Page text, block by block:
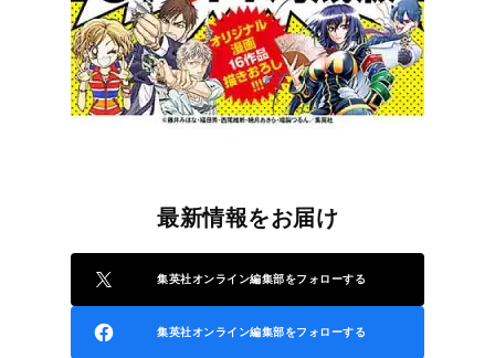
最新情報をお届け
集英社オンライン編集部をフォローする
集英社オンライン編集部をフォローする